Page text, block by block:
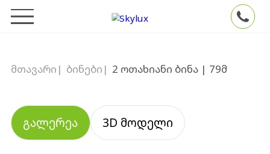
მთავარი | ბინები | 2 ოთახიანი ბინა | 79მ
გალერეა 3D მოდელი